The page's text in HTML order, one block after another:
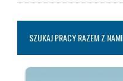
SZUKAJ PRACY RAZEM Z NAMI